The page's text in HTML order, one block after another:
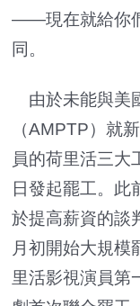
——現在就給你
同。
由於未能與美
（AMPTP）就
員的荷里活三大
日發起罷工。此
於提高薪資的談
月初開始大規模
里活影視演員第